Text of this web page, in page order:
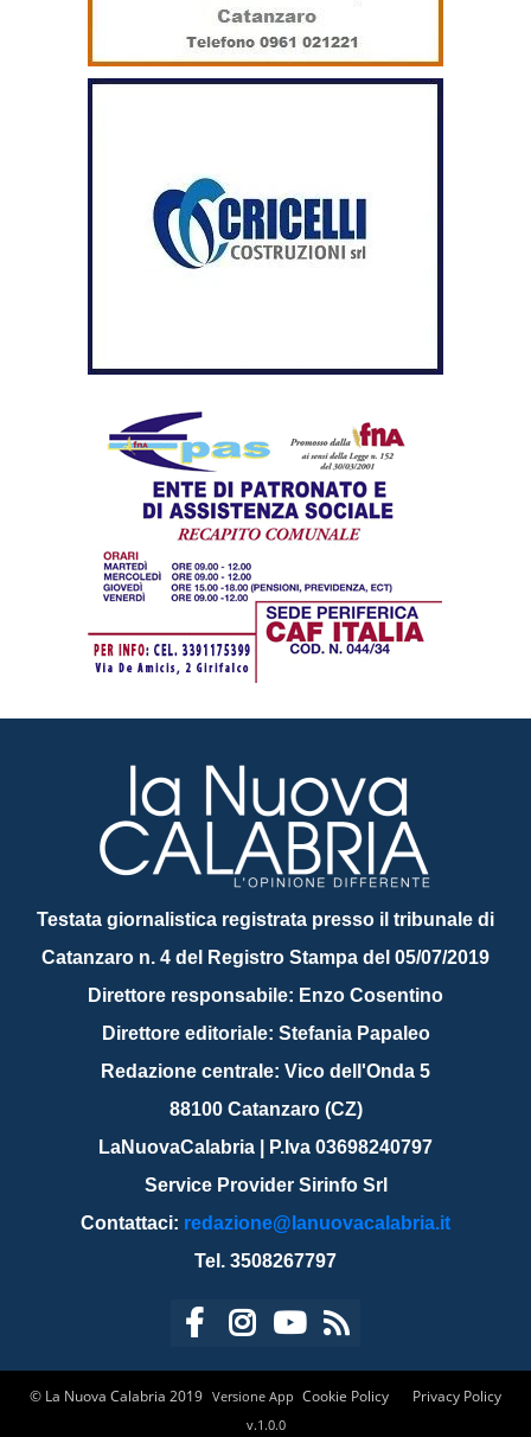
Testata giornalistica registrata presso il tribunale di
Catanzaro n. 4 del Registro Stampa del 05/07/2019
Direttore responsabile: Enzo Cosentino
Direttore editoriale: Stefania Papaleo
Redazione centrale: Vico dell'Onda 5
88100 Catanzaro (CZ)
LaNuovaCalabria | P.Iva 03698240797
Service Provider Sirinfo Srl
Contattaci: redazione@lanuovacalabria.it
Tel. 3508267797
© La Nuova Calabria 2019 Cookie Policy Privacy Policy
Versione App
v.1.0.0